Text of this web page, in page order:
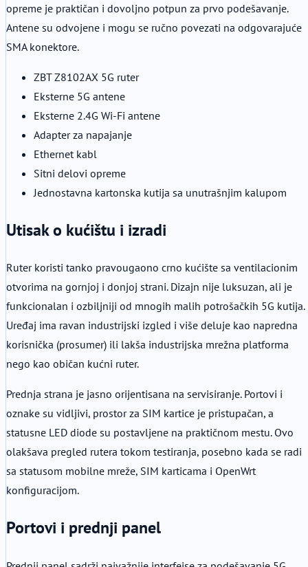
opreme je praktičan i dovoljno potpun za prvo podešavanje.
Antene su odvojene i mogu se ručno povezati na odgovarajuće
SMA konektore.
ZBT Z8102AX 5G ruter
Eksterne 5G antene
Eksterne 2.4G Wi-Fi antene
Adapter za napajanje
Ethernet kabl
Sitni delovi opreme
Jednostavna kartonska kutija sa unutrašnjim kalupom
Utisak o kućištu i izradi
Ruter koristi tanko pravougaono crno kućište sa ventilacionim
otvorima na gornjoj i donjoj strani. Dizajn nije luksuzan, ali je
funkcionalan i ozbiljniji od mnogih malih potrošačkih 5G kutija.
Uređaj ima ravan industrijski izgled i više deluje kao napredna
korisnička (prosumer) ili lakša industrijska mrežna platforma
nego kao običan kućni ruter.
Prednja strana je jasno orijentisana na servisiranje. Portovi i
oznake su vidljivi, prostor za SIM kartice je pristupačan, a
statusne LED diode su postavljene na praktičnom mestu. Ovo
olakšava pregled rutera tokom testiranja, posebno kada se radi
sa statusom mobilne mreže, SIM karticama i OpenWrt
konfiguracijom.
Portovi i prednji panel